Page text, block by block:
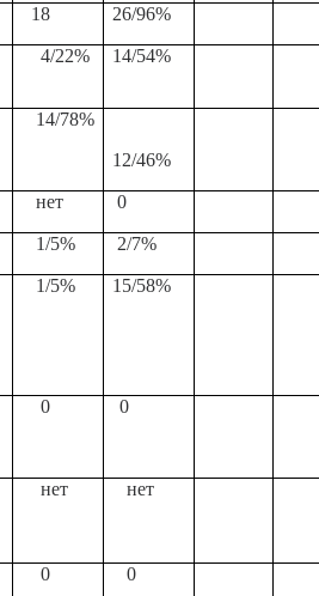
18 26/96%
4/22% 14/54%
14/78%
12/46%
нет 0
1/5% 2/7%
1/5% 15/58%
0
0
нет
нет
0 0